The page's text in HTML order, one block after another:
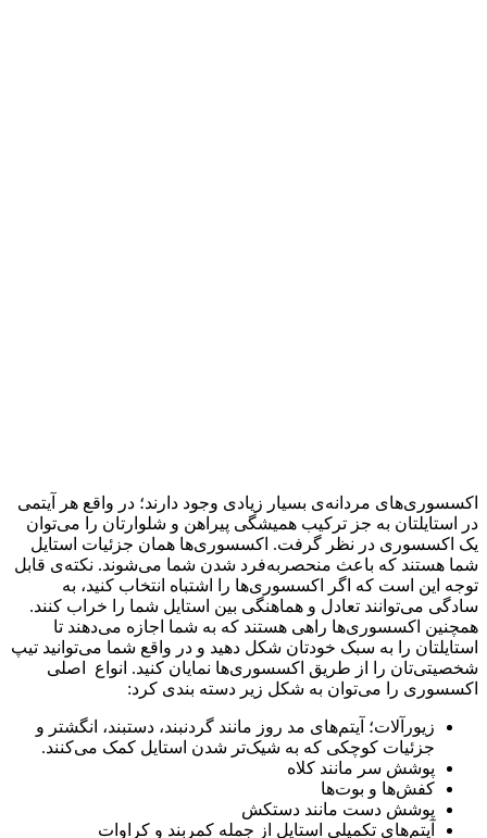
اکسسوری‌های مردانه‌ی بسیار زیادی وجود دارند؛ در واقع هر آیتمی
در استایلتان به جز ترکیب همیشگی پیراهن و شلوارتان را می‌توان
یک اکسسوری در نظر گرفت. اکسسوری‌ها همان جزئیات استایل
شما هستند که باعث منحصربه‌فرد شدن شما می‌شوند. نکته‌ی قابل
توجه این است که اگر اکسسوری‌ها را اشتباه انتخاب کنید، به
سادگی می‌توانند تعادل و هماهنگی بین استایل شما را خراب کنند.
همچنین اکسسوری‌ها راهی هستند که به شما اجازه می‌دهند تا
استایلتان را به سبک خودتان شکل دهید و در واقع شما می‌توانید تیپ
شخصیتی‌تان را از طریق اکسسوری‌ها نمایان کنید. انواع اصلی
اکسسوری را می‌توان به شکل زیر دسته بندی کرد:
زیورآلات؛ آیتم‌های مد روز مانند گردنبند، دستبند، انگشتر و
جزئیات کوچکی که به شیک‌تر شدن استایل کمک می‌کنند.
پوشش سر مانند کلاه
کفش‌ها و بوت‌ها
پوشش دست مانند دستکش
آیتم‌های تکمیلی استایل از جمله کمربند و کراوات